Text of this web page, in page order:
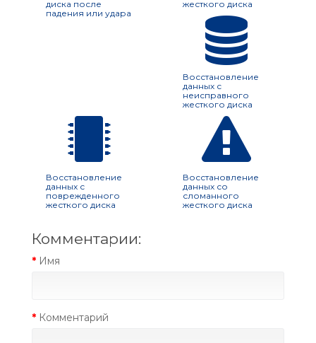
диска после
падения или удара
жесткого диска
Восстановление
данных с
неисправного
жесткого диска
Восстановление
данных с
поврежденного
жесткого диска
Восстановление
данных со
сломанного
жесткого диска
Комментарии:
Имя
Комментарий